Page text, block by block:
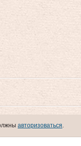
авторизоваться